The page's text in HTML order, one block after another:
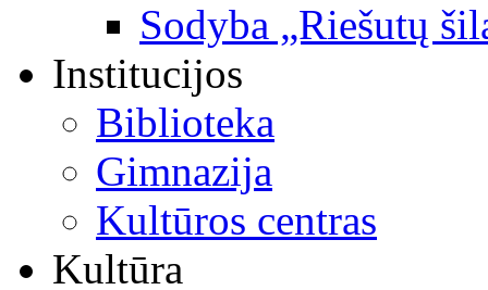
Sodyba „Riešutų
Institucijos
Biblioteka
Gimnazija
Kultūros centras
Kultūra